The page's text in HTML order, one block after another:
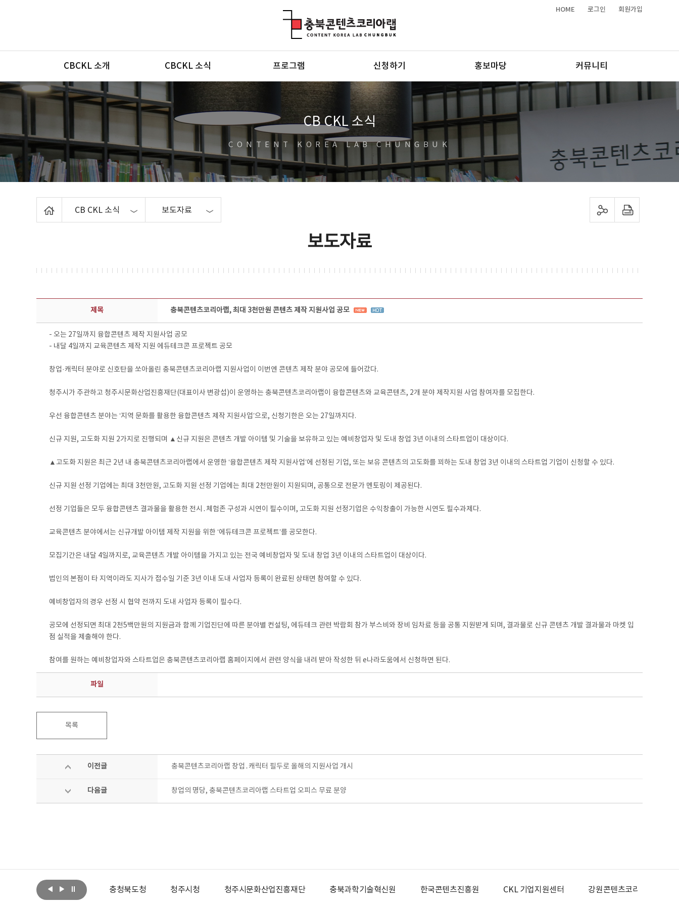
HOME 로그인 회원가입
메뉴
CBCKL 소개 CBCKL 소식 프로그램 신청하기 홍보마당 커뮤니티
CB CKL 소식
CONTENT KOREA LAB CHUNGBUK
CB CKL 소식 보도자료 sns 공유하기 프린트하기
보도자료
보도자료 상세보기 - 제목, 담당부서, 담당자, 담당연락처, 내용, 첨부파일 정보 제공
제목 충북콘텐츠코리아랩, 최대 3천만원 콘텐츠 제작 지원사업 공모
- 오는 27일까지 융합콘텐츠 제작 지원사업 공모
- 내달 4일까지 교육콘텐츠 제작 지원 에듀테크콘 프로젝트 공모
창업·캐릭터 분야로 신호탄을 쏘아올린 충북콘텐츠코리아랩 지원사업이 이번엔 콘텐츠 제작 분야 공모에 들어갔다.
청주시가 주관하고 청주시문화산업진흥재단(대표이사 변광섭)이 운영하는 충북콘텐츠코리아랩이 융합콘텐츠와 교육콘텐츠, 2개 분야 제작지원 사업 참여자를 모집한다.
우선 융합콘텐츠 분야는 ‘지역 문화를 활용한 융합콘텐츠 제작 지원사업’으로, 신청기한은 오는 27일까지다.
신규 지원, 고도화 지원 2가지로 진행되며 ▲신규 지원은 콘텐츠 개발 아이템 및 기술을 보유하고 있는 예비창업자 및 도내 창업 3년 이내의 스타트업이 대상이다.
▲고도화 지원은 최근 2년 내 충북콘텐츠코리아랩에서 운영한 ‘융합콘텐츠 제작 지원사업’에 선정된 기업, 또는 보유 콘텐츠의 고도화를 꾀하는 도내 창업 3년 이내의 스타트업 기업이 신청할 수 있다.
신규 지원 선정 기업에는 최대 3천만원, 고도화 지원 선정 기업에는 최대 2천만원이 지원되며, 공통으로 전문가 멘토링이 제공된다.
선정 기업들은 모두 융합콘텐츠 결과물을 활용한 전시․체험존 구성과 시연이 필수이며, 고도화 지원 선정기업은 수익창출이 가능한 시연도 필수과제다.
교육콘텐츠 분야에서는 신규개발 아이템 제작 지원을 위한 ‘에듀테크콘 프로젝트’를 공모한다.
모집기간은 내달 4일까지로, 교육콘텐츠 개발 아이템을 가지고 있는 전국 예비창업자 및 도내 창업 3년 이내의 스타트업이 대상이다.
법인의 본점이 타 지역이라도 지사가 접수일 기준 3년 이내 도내 사업자 등록이 완료된 상태면 참여할 수 있다.
예비창업자의 경우 선정 시 협약 전까지 도내 사업자 등록이 필수다.
공모에 선정되면 최대 2천5백만원의 지원금과 함께 기업진단에 따른 분야별 컨설팅, 에듀테크 관련 박람회 참가 부스비와 장비 임차료 등을 공통 지원받게 되며, 결과물로 신규 콘텐츠 개발 결과물과 마켓 입
점 실적을 제출해야 한다.
참여를 원하는 예비창업자와 스타트업은 충북콘텐츠코리아랩 홈페이지에서 관련 양식을 내려 받아 작성한 뒤 e나라도움에서 신청하면 된다.
파일
목록
이전글 충북콘텐츠코리아랩 창업․캐릭터 필두로 올해의 지원사업 개시
다음글 창업의 명당, 충북콘텐츠코리아랩 스타트업 오피스 무료 분양
문화체육관광부 충청북도청 청주시청 청주시문화산업진흥재단 충북과학기술혁신원 한국콘텐츠진흥원 CKL 기업지원센터 강원콘텐츠코리아랩